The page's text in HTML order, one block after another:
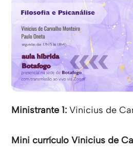
Ministrante 1: Vinicius de
Mini currículo Vinicius de